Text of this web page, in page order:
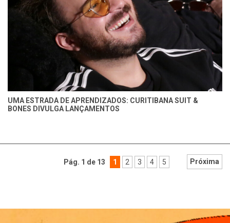
UMA ESTRADA DE APRENDIZADOS: CURITIBANA SUIT &
BONES DIVULGA LANÇAMENTOS
Pág. 1 de 13 1 2 3 4 5 Próxima